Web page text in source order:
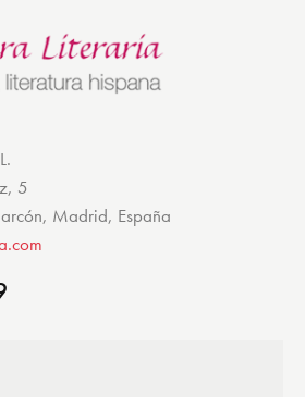
5
Madrid, España